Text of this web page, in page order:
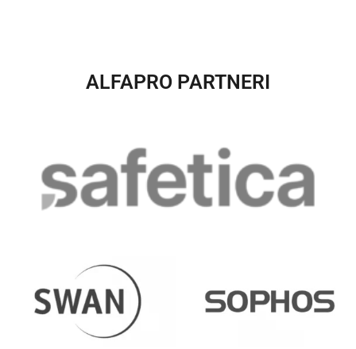
ALFAPRO PARTNERI​